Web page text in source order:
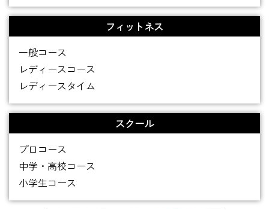
フィットネス
一般コース
レディースコース
レディースタイム
スクール
プロコース
中学・高校コース
小学生コース